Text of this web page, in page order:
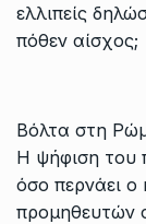
ελλιπείς
πόθεν αίσχος;
Βόλτα στη
Η ψήφιση του
όσο περνάει ο
προμηθευτών